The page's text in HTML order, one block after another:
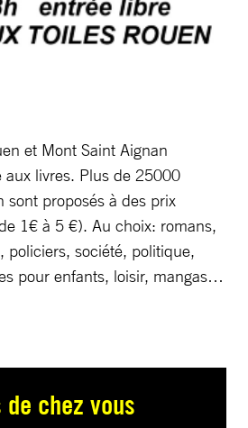
et Mont Saint Aignan
aux livres. Plus de 25000
sont proposés à des prix
1€ à 5 €). Au choix: romans,
policiers, société, politique,
pour enfants, loisir, mangas…
de chez vous